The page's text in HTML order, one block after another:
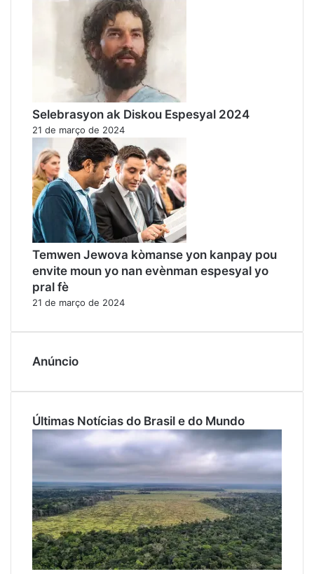
Selebrasyon ak Diskou Espesyal 2024
21 de março de 2024
Temwen Jewova kòmanse yon kanpay pou
envite moun yo nan evènman espesyal yo
pral fè
21 de março de 2024
Anúncio
Últimas Notícias do Brasil e do Mundo